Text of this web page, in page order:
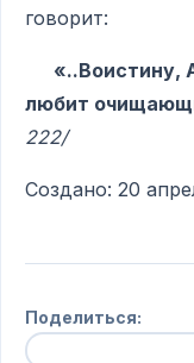
говорит:
«..Воистину,
любит
222/
Создано: 20
Поделиться: